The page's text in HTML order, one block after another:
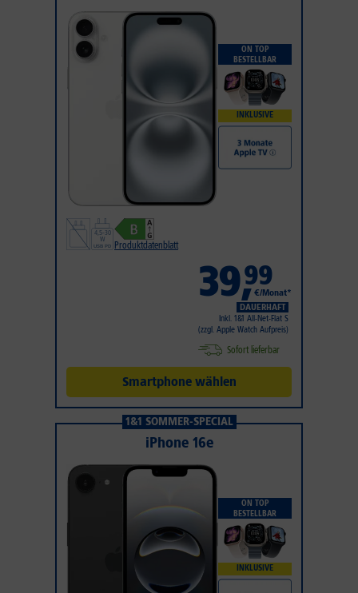
ON TOP
BESTELLBAR
INKLUSIVE
Produktdatenblatt
39,99
€/Monat*
DAUERHAFT
Inkl. 1&1 All-Net-Flat S
(zzgl. Apple Watch Aufpreis)
Sofort lieferbar
Smartphone wählen
1&1 SOMMER-SPECIAL
iPhone 16e
ON TOP
BESTELLBAR
INKLUSIVE